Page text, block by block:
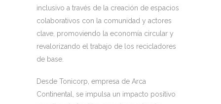
inclusivo a través de la creación de espacios
colaborativos con la comunidad y actores
clave, promoviendo la economía circular y
revalorizando el trabajo de los recicladores
de base.
Desde Tonicorp, empresa de Arca
Continental, se impulsa un impacto positivo